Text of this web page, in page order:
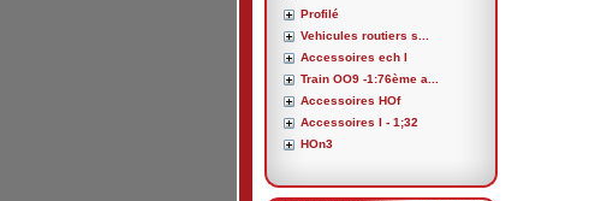
Profilé
Vehicules routiers s...
Accessoires ech I
Train OO9 -1:76ème a...
Accessoires HOf
Accessoires I - 1;32
HOn3